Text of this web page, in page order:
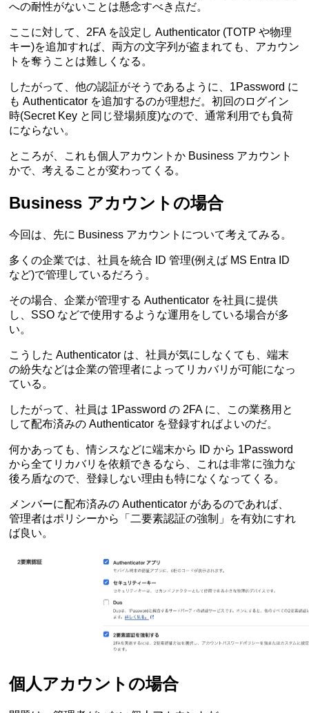
への耐性がないことは懸念すべき点だ。
ここに対して、2FA を設定し Authenticator (TOTP や物理
キー)を追加すれば、両方の文字列が盗まれても、アカウン
トを奪うことは難しくなる。
したがって、他の認証がそうであるように、1Password に
も Authenticator を追加するのが理想だ。初回のログイン
時(Secret Key と同じ登場頻度)なので、通常利用でも負荷
にならない。
ところが、これも個人アカウントか Business アカウント
かで、考えることが変わってくる。
Business アカウントの場合
今回は、先に Business アカウントについて考えてみる。
多くの企業では、社員を統合 ID 管理(例えば MS Entra ID
など)で管理しているだろう。
その場合、企業が管理する Authenticator を社員に提供
し、SSO などで使用するような運用をしている場合が多
い。
こうした Authenticator は、社員が気にしなくても、端末
の紛失などは企業の管理者によってリカバリが可能になっ
ている。
したがって、社員は 1Password の 2FA に、この業務用と
して配布済みの Authenticator を登録すればよいのだ。
何かあっても、情シスなどに端末から ID から 1Password
から全てリカバリを依頼できるなら、これは非常に強力な
後ろ盾なので、登録しない理由も特になくなってくる。
メンバーに配布済みの Authenticator があるのであれば、
管理者はポリシーから「二要素認証の強制」を有効にすれ
ば良い。
個人アカウントの場合